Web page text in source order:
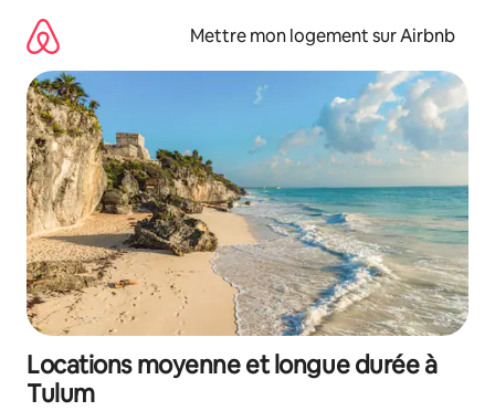
directement
contenu
Mettre mon logement sur Airbnb
Locations moyenne et longue durée à
Tulum